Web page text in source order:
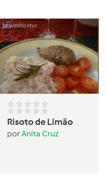
Risoto de Limão
porAnita Cruz